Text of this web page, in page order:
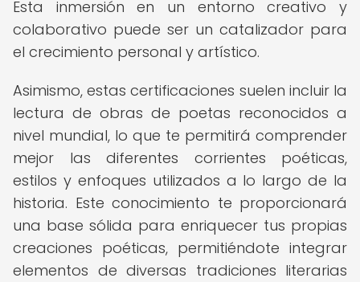
Esta inmersión en un entorno creativo y
colaborativo puede ser un catalizador para
el crecimiento personal y artístico.
Asimismo, estas certificaciones suelen incluir la
lectura de obras de poetas reconocidos a
nivel mundial, lo que te permitirá comprender
mejor las diferentes corrientes poéticas,
estilos y enfoques utilizados a lo largo de la
historia. Este conocimiento te proporcionará
una base sólida para enriquecer tus propias
creaciones poéticas, permitiéndote integrar
elementos de diversas tradiciones literarias